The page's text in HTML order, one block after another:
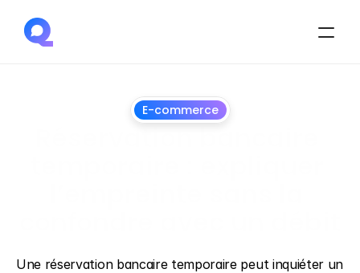
E-commerce
Une réservation bancaire temporaire peut inquiéter un